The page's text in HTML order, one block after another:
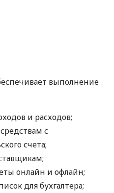
выполнение
и расходов;
с
счета;
онлайн и офлайн;
для бухгалтера;